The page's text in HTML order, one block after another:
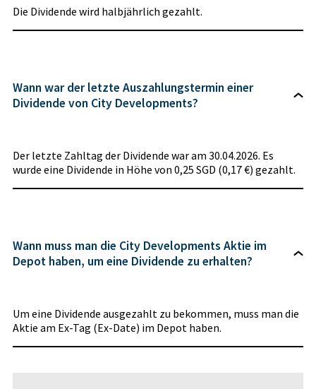
Die Dividende wird halbjährlich gezahlt.
Wann war der letzte Auszahlungstermin einer
Dividende von City Developments?
Der letzte Zahltag der Dividende war am 30.04.2026. Es
wurde eine Dividende in Höhe von 0,25 SGD (0,17 €) gezahlt.
Wann muss man die City Developments Aktie im
Depot haben, um eine Dividende zu erhalten?
Um eine Dividende ausgezahlt zu bekommen, muss man die
Aktie am Ex-Tag (Ex-Date) im Depot haben.